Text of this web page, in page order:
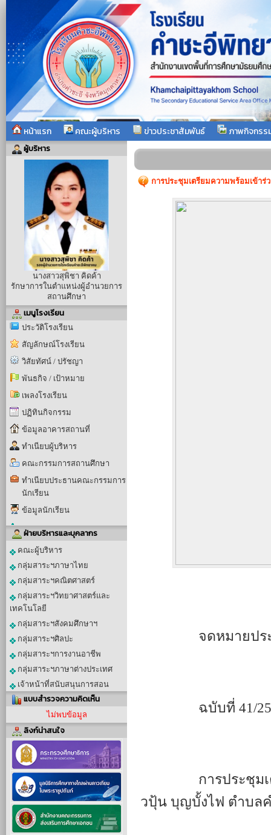
หน้าแรก คณะผู้บริหาร ข่าวประชาสัมพันธ์ ภาพกิจกรร
ผู้บริหาร
นางสาวสุพิชา คิดค้า
รักษาการในตำแหน่งผู้อำนวยการ
สถานศึกษา
เมนูโรงเรียน
ประวัติโรงเรียน
สัญลักษณ์โรงเรียน
วิสัยทัศน์ / ปรัชญา
พันธกิจ / เป้าหมาย
เพลงโรงเรียน
ปฏิทินกิจกรรม
ข้อมูลอาคารสถานที่
ทำเนียบผู้บริหาร
คณะกรรมการสถานศึกษา
ทำเนียบประธานคณะกรรมการ
นักเรียน
ข้อมูลนักเรียน
ฝ่ายบริหารและบุคลากร
คณะผู้บริหาร
กลุ่มสาระฯภาษาไทย
กลุ่มสาระฯคณิตศาสตร์
กลุ่มสาระฯวิทยาศาสตร์และ
เทคโนโลยี
กลุ่มสาระฯสังคมศึกษาฯ
กลุ่มสาระฯศิลปะ
กลุ่มสาระฯการงานอาชีพ
กลุ่มสาระฯภาษาต่างประเทศ
เจ้าหน้าที่สนับสนุนการสอน
แบบสำรวจความคิดเห็น
ไม่พบข้อมูล
ลิงก์น่าสนใจ
การประชุมเตรียมความพร้อมเข้าร่
จดหมาย
ฉบับที่ 41/
วปุ้น บุญบั้งไฟ ตำบล